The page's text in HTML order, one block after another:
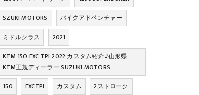
SZUKI MOTORS
バイクアドベンチャー
ミドルクラス
2021
KTM 150 EXC TPI 2022 カスタム紹介♪山形県
KTM正規ディーラー SUZUKI MOTORS
150
EXCTPI カスタム
2ストローク